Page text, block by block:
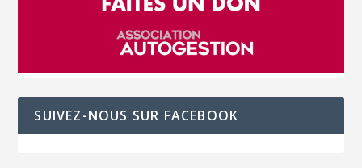
SUIVEZ-NOUS SUR FACEBOOK